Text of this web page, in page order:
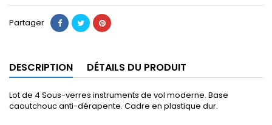
Partager
DESCRIPTION DÉTAILS DU PRODUIT
Lot de 4 Sous-verres instruments de vol moderne. Base
caoutchouc anti-dérapente. Cadre en plastique dur.